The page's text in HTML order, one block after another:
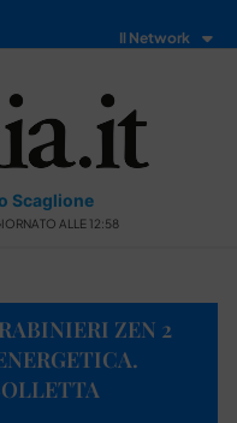
Il Network
Scaglione
ALLE 12:58
ZEN 2